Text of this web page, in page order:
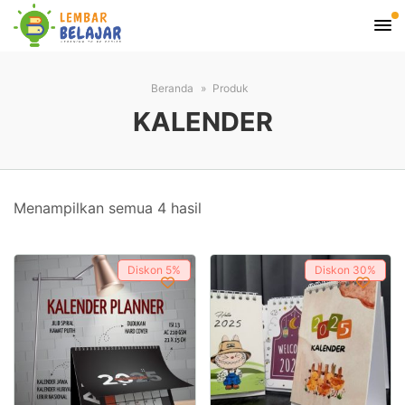
Beranda Produk
KALENDER
Menampilkan semua 4 hasil
popularitas
Diskon 5% Diskon 30%